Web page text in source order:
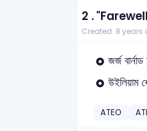
2 ."Farewell
Created: 8 years
জর্জ
উইলিয়াম
ATEO